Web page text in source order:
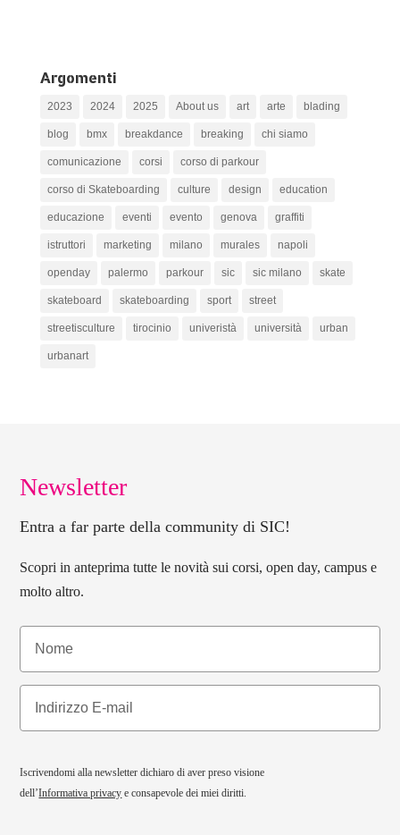
Argomenti
2023 2024 2025 About us art arte blading
blog bmx breakdance breaking chi siamo
comunicazione corsi corso di parkour
corso di Skateboarding culture design education
educazione eventi evento genova graffiti
istruttori marketing milano murales napoli
openday palermo parkour sic sic milano skate
skateboard skateboarding sport street
streetisculture tirocinio univeristà università urban
urbanart
Newsletter
Entra a far parte della community di SIC!
Scopri in anteprima tutte le novità sui corsi, open day, campus e
molto altro.
Iscrivendomi alla newsletter dichiaro di aver preso visione
dell’Informativa privacy e consapevole dei miei diritti.